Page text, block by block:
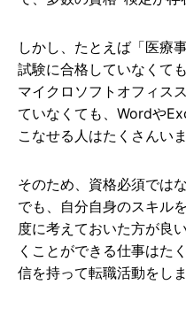
しかし、たとえば「医療
試験に合格していなくて
マイクロソフトオフィス
ていなくても、Wordや
こなせる人はたくさんいま
そのため、資格必須では
でも、自分自身のスキル
度に考えておいた方が良
くことができる仕事はた
信を持って転職活動をしま